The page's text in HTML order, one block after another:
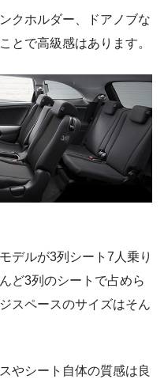
クホルダー、ドアノブな
とで高級感はあります。
デルが3列シート7人乗り
ど3列のシートで占めら
スペースのサイズはそん
やシート自体の質感は良